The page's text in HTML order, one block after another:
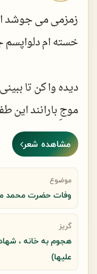
کنار بسترش اما ،
شهیدش کرد
زمزمی می جوشد
خسته ام دلواپسم
دیده وا کن تا
موجِ بارانند این
کندنِ دل ، کار
در تلاطم شد دلِ
سایه ات را کم
در هم و برهم
مشاهده شعر
موضوع
وفات حضرت محمد
گریز
هجوم به خانه ،
علیها)